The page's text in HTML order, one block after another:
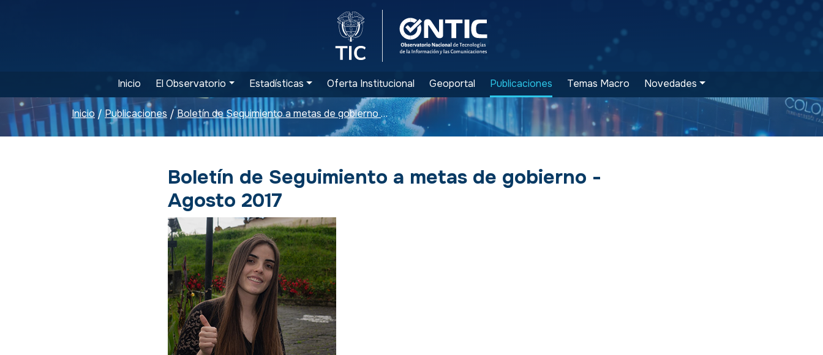
Logo del Ministerio TIC
Inicio El Observatorio Estadísticas Oferta Institucional Geoportal Publicaciones Temas Macro Novedades
Inicio /Publicaciones / Boletín de Seguimiento a metas de gobierno - Agosto 2017
Boletín de Seguimiento a metas de gobierno -
Agosto 2017